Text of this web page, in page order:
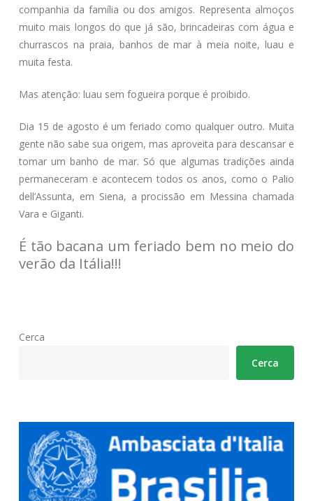
companhia da família ou dos amigos. Representa almoços
muito mais longos do que já são, brincadeiras com água e
churrascos na praia, banhos de mar à meia noite, luau e
muita festa.
Mas atenção: luau sem fogueira porque é proibido.
Dia 15 de agosto é um feriado como qualquer outro. Muita
gente não sabe sua origem, mas aproveita para descansar e
tomar um banho de mar. Só que algumas tradições ainda
permaneceram e acontecem todos os anos, como o Palio
dell’Assunta, em Siena, a procissão em Messina chamada
Vara e Giganti.
É tão bacana um feriado bem no meio do
verão da Itália!!!
Cerca
Cerca